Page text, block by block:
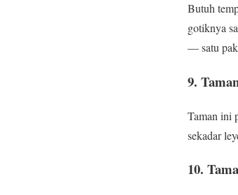
Butuh
gotiknya
— satu
9.
Taman ini
sekadar
10.